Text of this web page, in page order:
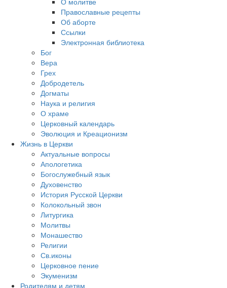
Православные рецепты
Об аборте
Ссылки
Электронная библиотека
Бог
Вера
Грех
Добродетель
Догматы
Наука и религия
О храме
Церковный календарь
Эволюция и Креационизм
Жизнь в Церкви
Актуальные вопросы
Апологетика
Богослужебный язык
Духовенство
История Русской Церкви
Колокольный звон
Литургика
Молитвы
Монашество
Религии
Св.иконы
Церковное пение
Экуменизм
Родителям и детям